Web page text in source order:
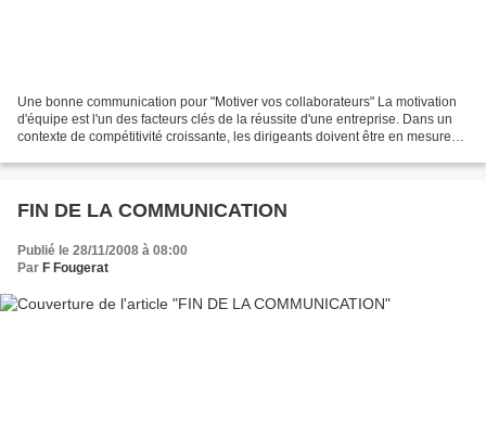
Une bonne communication pour "Motiver vos collaborateurs" La motivation
d'équipe est l'un des facteurs clés de la réussite d'une entreprise. Dans un
contexte de compétitivité croissante, les dirigeants doivent être en mesure
FIN DE LA COMMUNICATION
Publié le 28/11/2008 à 08:00
Par F Fougerat